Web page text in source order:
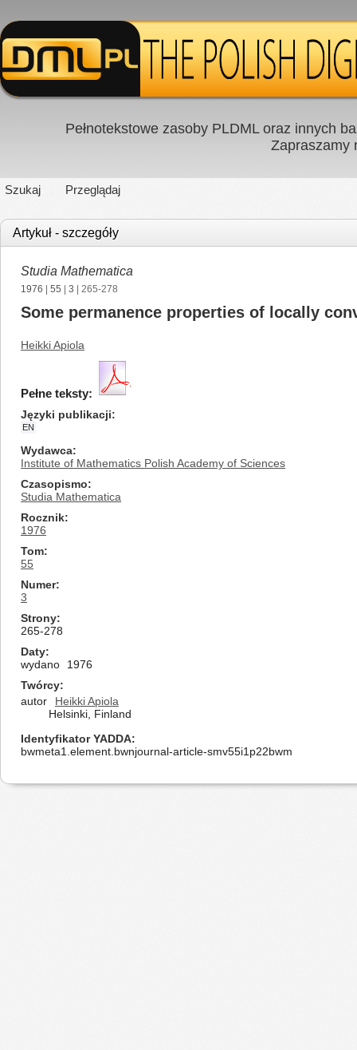
Pełnotekstowe zasoby PLDML oraz innych
Zapraszamy
Szukaj Przeglądaj
Artykuł - szczegóły
Studia Mathematica
1976 55 3 | 265-278
Some permanence properties of locally
Heikki Apiola
Pełne teksty:
Języki publikacji
EN
Wydawca
Institute of Mathematics Polish Academy of Sciences
Czasopismo
Studia Mathematica
Rocznik
1976
Tom
55
Numer
3
Strony
265-278
Daty
wydano
1976
Twórcy
autor
Heikki Apiola
Helsinki, Finland
Identyfikator YADDA
bwmeta1.element.bwnjournal-article-smv55i1p22bwm